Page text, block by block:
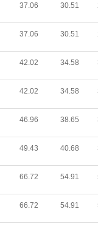
37.06 30.51
37.06 30.51
42.02 34.58
42.02 34.58
46.96 38.65
49.43 40.68
66.72 54.91
66.72 54.91